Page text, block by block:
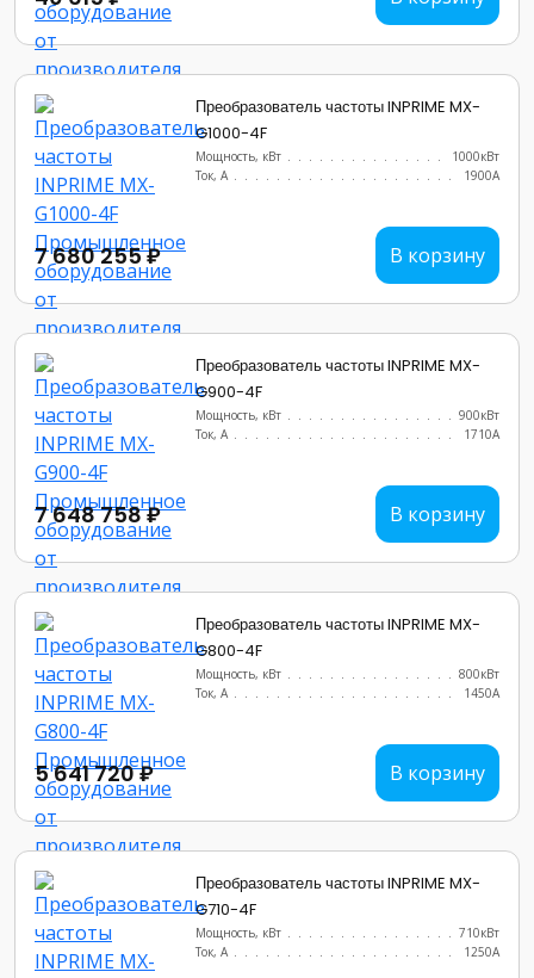
Преобразователь частоты INPRIME MX-
G1000-4F
Мощность, кВт
1000кВт
Ток, А
1900A
7 680 255 ₽ В корзину
Преобразователь частоты INPRIME MX-
G900-4F
Мощность, кВт
900кВт
Ток, А
1710A
7 648 758 ₽ В корзину
Преобразователь частоты INPRIME MX-
G800-4F
Мощность, кВт
800кВт
Ток, А
1450А
5 641 720 ₽ В корзину
Преобразователь частоты INPRIME MX-
G710-4F
Мощность, кВт
710кВт
Ток, А
1250А